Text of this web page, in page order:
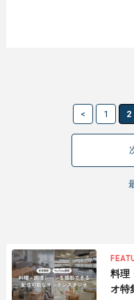
< 1 2
料理
オ特